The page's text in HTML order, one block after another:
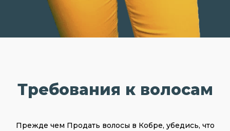
Требования к волосам
Прежде чем Продать волосы в Кобре, убедись, что